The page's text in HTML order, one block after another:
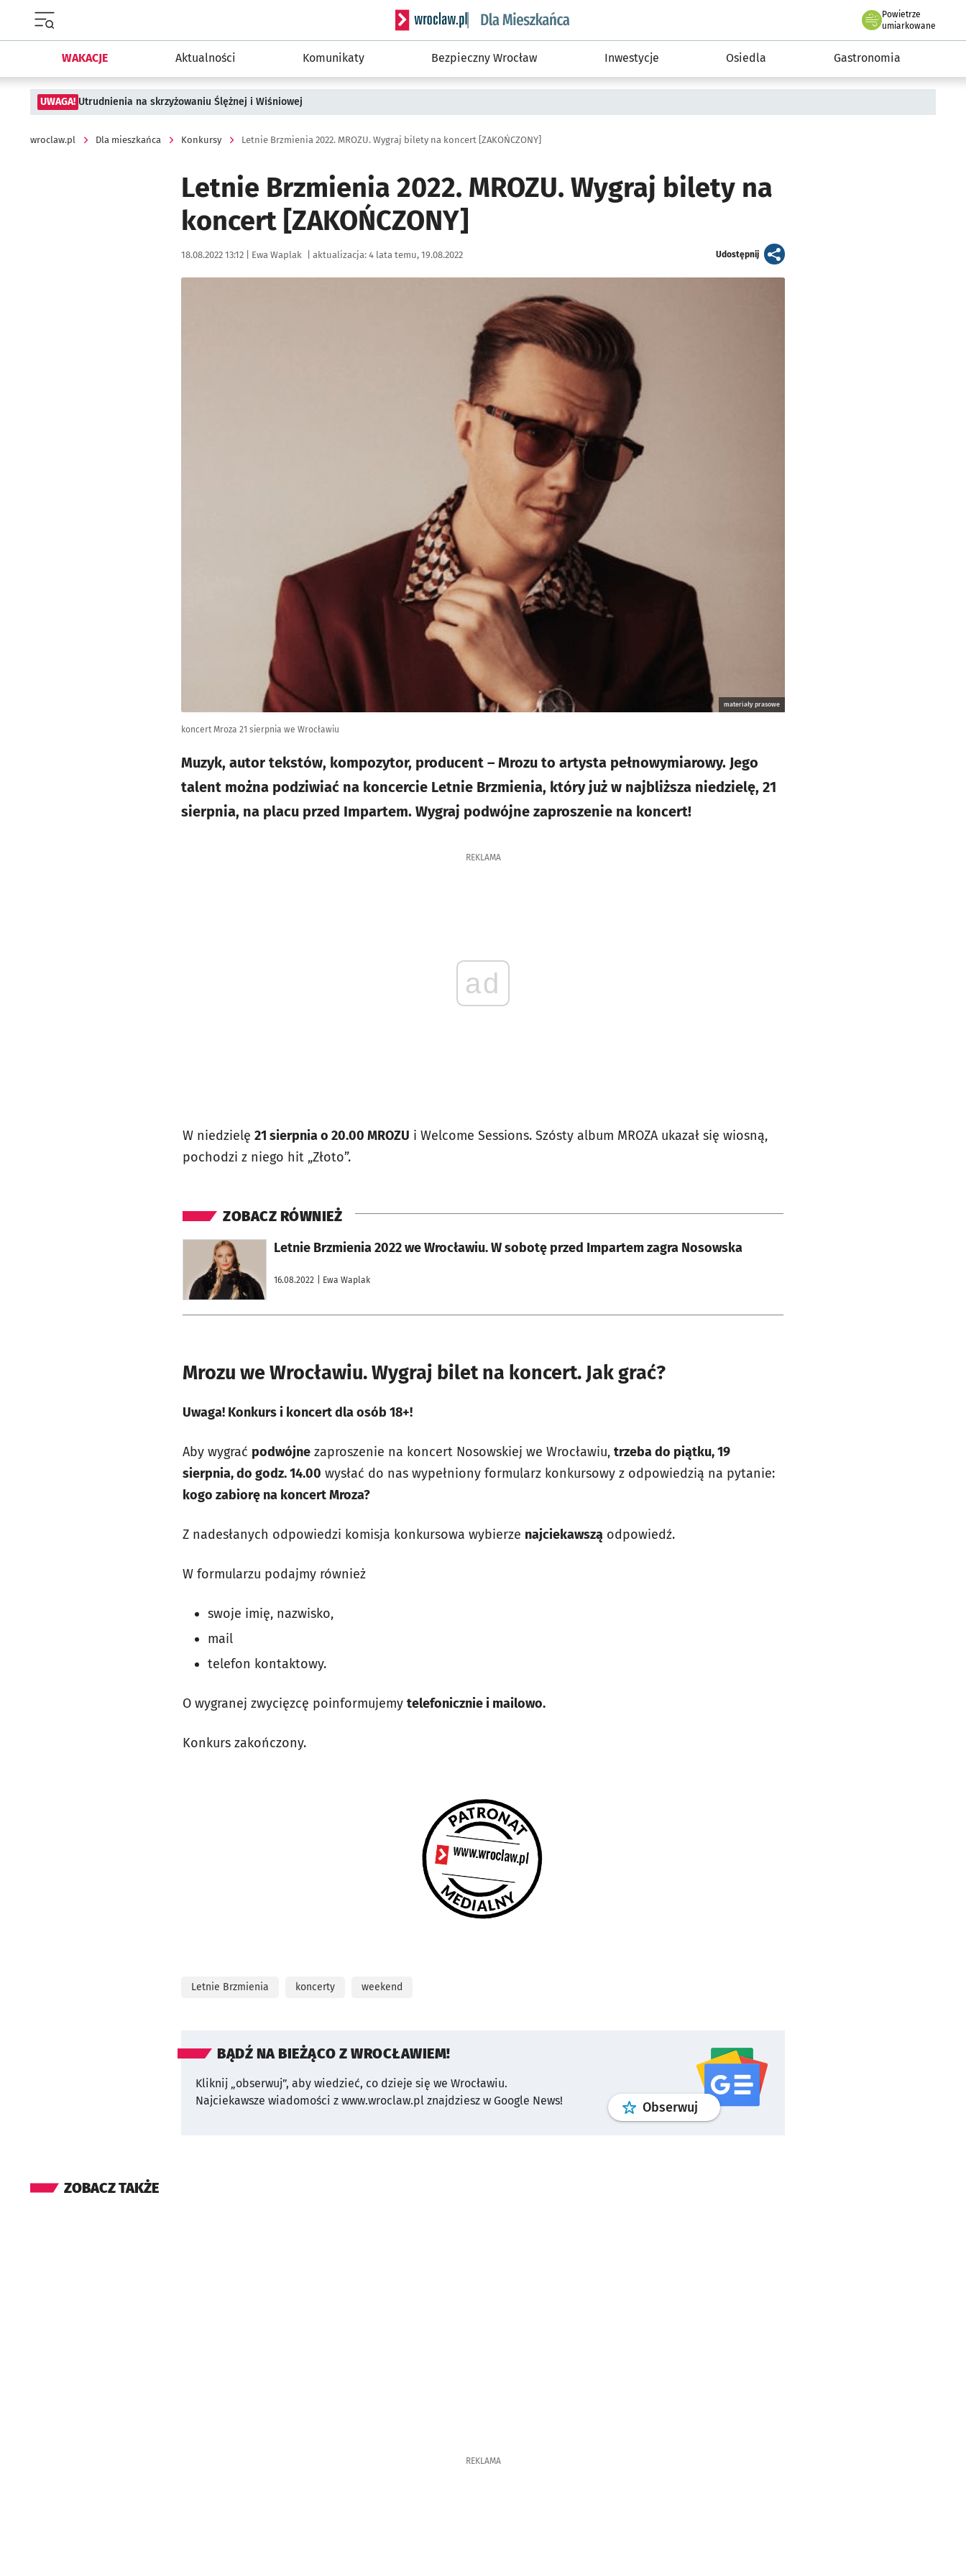
Serwis informacyjny wroclaw.pl podserwis: Dla mieszkańca
Powietrze
we Wrocławiu
umiarkowane
WAKACJE Aktualności Komunikaty Bezpieczny Wrocław Inwestycje Osiedla Gastronomia
UWAGA! Utrudnienia na skrzyżowaniu Ślężnej i Wiśniowej
wroclaw.pl Dla mieszkańca Konkursy Letnie Brzmienia 2022. MROZU. Wygraj bilety na koncert [ZAKOŃCZONY]
Letnie Brzmienia 2022. MROZU. Wygraj bilety na
koncert [ZAKOŃCZONY]
Data publikacji:
18.08.2022 13:12 | Autor:
Ewa Waplak aktualizacja: 4 lata temu, 19.08.2022 Udostępnijartykuł
materiały prasowe
koncert Mroza 21 sierpnia we Wrocławiu
Muzyk, autor tekstów, kompozytor, producent – Mrozu to artysta pełnowymiarowy. Jego
talent można podziwiać na koncercie Letnie Brzmienia, który już w najbliższa niedzielę, 21
sierpnia, na placu przed Impartem. Wygraj podwójne zaproszenie na koncert!
REKLAMA
ad
W niedzielę 21 sierpnia o 20.00 MROZU i Welcome Sessions. Szósty album MROZA ukazał się wiosną,
pochodzi z niego hit „Złoto”.
ZOBACZ RÓWNIEŻ
Letnie Brzmienia 2022 we Wrocławiu. W sobotę przed Impartem zagra Nosowska
16.08.2022 | Ewa Waplak
otworzy się w nowej karcie
Mrozu we Wrocławiu. Wygraj bilet na koncert. Jak grać?
Uwaga! Konkurs i koncert dla osób 18+!
Aby wygrać podwójne zaproszenie na koncert Nosowskiej we Wrocławiu, trzeba do piątku, 19
sierpnia, do godz. 14.00 wysłać do nas wypełniony formularz konkursowy z odpowiedzią na pytanie:
kogo zabiorę na koncert Mroza?
Z nadesłanych odpowiedzi komisja konkursowa wybierze najciekawszą odpowiedź.
W formularzu podajmy również
swoje imię, nazwisko,
mail
telefon kontaktowy.
O wygranej zwycięzcę poinformujemy telefonicznie i mailowo.
Konkurs zakończony.
Letnie Brzmienia koncerty weekend
BĄDŹ NA BIEŻĄCO Z WROCŁAWIEM!
Kliknij „obserwuj”, aby wiedzieć, co dzieje się we Wrocławiu.
Najciekawsze wiadomości z www.wroclaw.pl znajdziesz w Google News!
Obserwuj profilgoogle news
ZOBACZ TAKŻE
REKLAMA